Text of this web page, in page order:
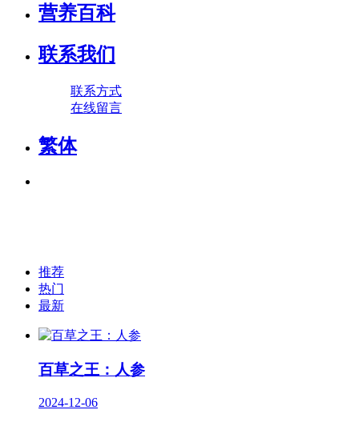
营养百科
联系我们
联系方式
在线留言
繁体
推荐
热门
最新
百草之王：人参
2024-12-06